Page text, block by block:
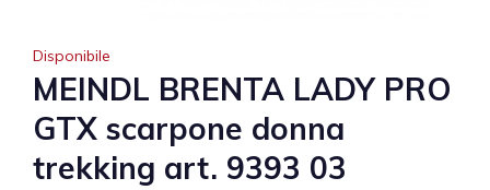
Disponibile
MEINDL BRENTA LADY PRO
GTX scarpone donna
trekking art. 9393 03